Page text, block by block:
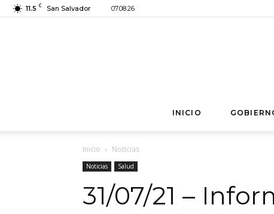
11.5 C San Salvador 07.08.26
INICIO
Inicio Noticias
Noticias Salud
31/07/21 –